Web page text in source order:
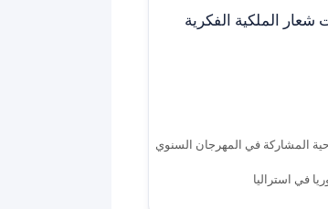
شعار الملكية الفكرية
المشاركة في المهرجان السنوي
في استراليا